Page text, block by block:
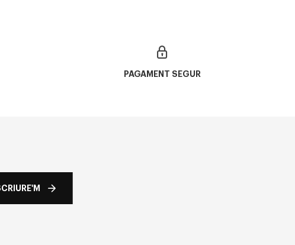
PAGAMENT SEGUR